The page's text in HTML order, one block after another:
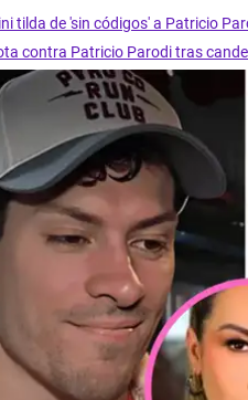
tilda de 'sin códigos' a Patricio
contra Patricio Parodi tras